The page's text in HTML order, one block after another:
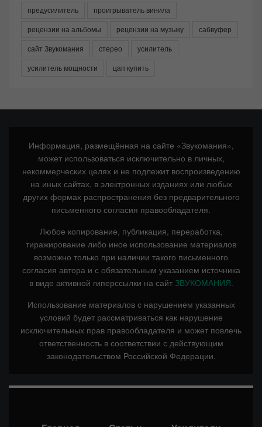
предусилитель
проигрыватель винила
рецензии на альбомы
рецензии на музыку
сабвуфер
сайт Звукомания
стерео
усилитель
усилитель мощности
цап купить
Информация, размещённая на сайте «Звукомания»,
может использоваться исключительно в личных,
некоммерческих целях и не подлежит воспроизведению
на иных сайтах, в электронных изданиях или любых
других формах распространения без предварительного
письменного согласия правообладателя.
Любое копирование, публикация, переработка,
тиражирование либо иное использование материалов
возможно только при наличии такого письменного
согласия автора и с обязательным указанием источника
в виде активной гиперссылки на сайт ЗВУКОМАНИЯ.
Использование материалов с нарушением указанных
условий будет рассматриваться как нарушение
исключительных прав правообладателя и может повлечь
ответственность в соответствии с действующим
законодательством Российской Федерации.